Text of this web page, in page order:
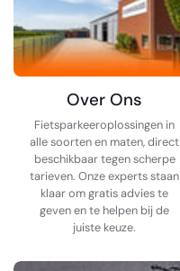
Over Ons
Fietsparkeeroplossingen in
alle soorten en maten, direct
beschikbaar tegen scherpe
tarieven. Onze experts staan
klaar om gratis advies te
geven en te helpen bij de
juiste keuze.